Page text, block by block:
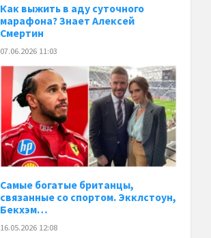
Как выжить в аду суточного
марафона? Знает Алексей
Смертин
07.06.2026 11:03
Самые богатые британцы,
связанные со спортом. Экклстоун,
Бекхэм…
16.05.2026 12:08